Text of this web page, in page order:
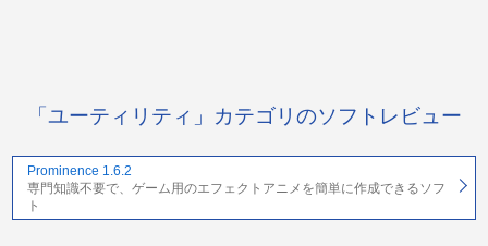
「ユーティリティ」カテゴリのソフトレビュー
Prominence 1.6.2
専門知識不要で、ゲーム用のエフェクトアニメを簡単に作成できるソフ
ト